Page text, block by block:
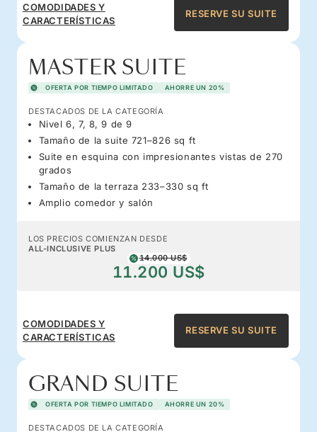
COMODIDADES Y
CARACTERÍSTICAS
RESERVE SU SUITE
MASTER SUITE
OFERTA POR TIEMPO LIMITADO AHORRE UN 20%
DESTACADOS DE LA CATEGORÍA
Nivel 6, 7, 8, 9 de 9
Tamaño de la suite 721–826 sq ft
Suite en esquina con impresionantes vistas de 270
grados
Tamaño de la terraza 233–330 sq ft
Amplio comedor y salón
LOS PRECIOS COMIENZAN DESDE
ALL-INCLUSIVE PLUS
14.000 US$
11.200 US$
COMODIDADES Y
CARACTERÍSTICAS
RESERVE SU SUITE
GRAND SUITE
OFERTA POR TIEMPO LIMITADO AHORRE UN 20%
DESTACADOS DE LA CATEGORÍA